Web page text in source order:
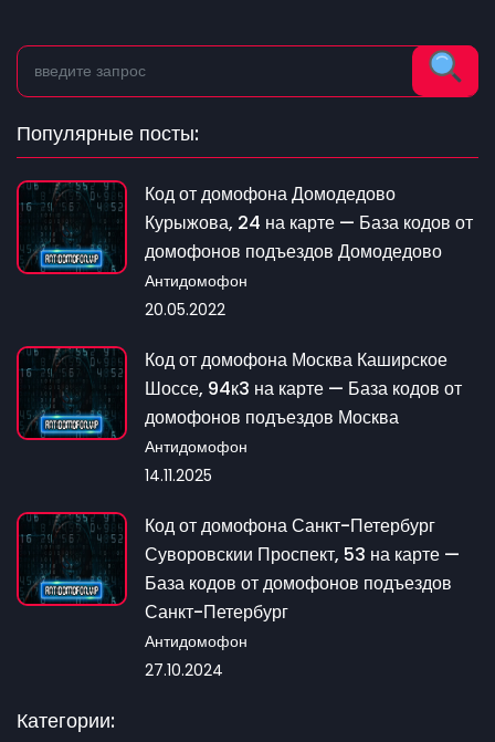
Популярные посты:
Код от домофона Домодедово
Курыжова, 24 на карте — База кодов от
домофонов подъездов Домодедово
Антидомофон
20.05.2022
Код от домофона Москва Каширское
Шоссе, 94к3 на карте — База кодов от
домофонов подъездов Москва
Антидомофон
14.11.2025
Код от домофона Санкт-Петербург
Суворовскии Проспект, 53 на карте —
База кодов от домофонов подъездов
Санкт-Петербург
Антидомофон
27.10.2024
Категории: